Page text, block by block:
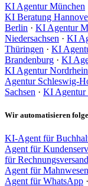
KI Agentur München
KI Beratung
Berlin · KI Agentur
Niedersachsen · KI
Thüringen · KI
Brandenburg · KI
KI Agentur
Agentur Schleswig-
Sachsen · KI Agentur
Wir automatisieren
KI-Agent für
Agent für
für Rechnungsversand
Agent für Mahnwesen
Agent für WhatsApp ·